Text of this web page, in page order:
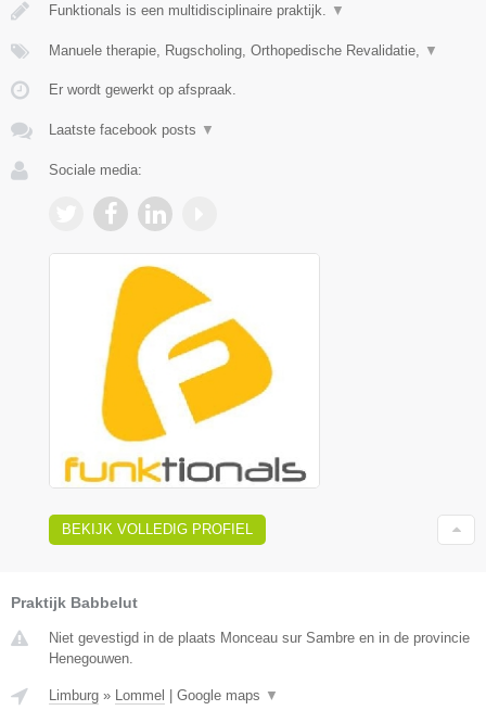
Funktionals is een multidisciplinaire praktijk. ▼
Manuele therapie, Rugscholing, Orthopedische Revalidatie, ▼
Er wordt gewerkt op afspraak.
Laatste facebook posts ▼
Sociale media:
BEKIJK VOLLEDIG PROFIEL
Praktijk Babbelut
Niet gevestigd in de plaats Monceau sur Sambre en in de provincie
Henegouwen.
Limburg » Lommel Google maps ▼